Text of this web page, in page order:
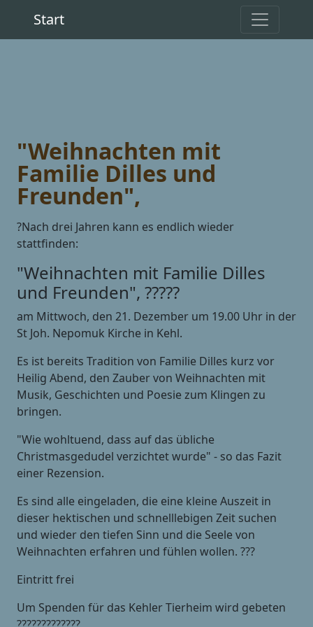
Start
"Weihnachten mit
Familie Dilles und
Freunden",
?Nach drei Jahren kann es endlich wieder
stattfinden:
"Weihnachten mit Familie Dilles
und Freunden", ?????
am Mittwoch, den 21. Dezember um 19.00 Uhr in der
St Joh. Nepomuk Kirche in Kehl.
Es ist bereits Tradition von Familie Dilles kurz vor
Heilig Abend, den Zauber von Weihnachten mit
Musik, Geschichten und Poesie zum Klingen zu
bringen.
"Wie wohltuend, dass auf das übliche
Christmasgedudel verzichtet wurde" - so das Fazit
einer Rezension.
Es sind alle eingeladen, die eine kleine Auszeit in
dieser hektischen und schnelllebigen Zeit suchen
und wieder den tiefen Sinn und die Seele von
Weihnachten erfahren und fühlen wollen. ???
Eintritt frei
Um Spenden für das Kehler Tierheim wird gebeten